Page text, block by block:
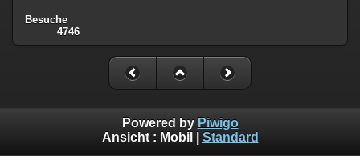
Besuche
4746
Powered by Piwigo
Ansicht : Mobil Standard